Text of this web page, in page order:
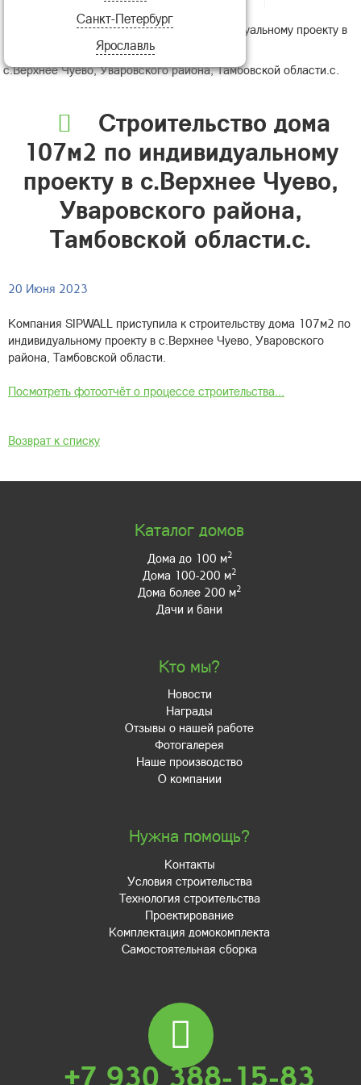
Санкт-Петербург
Ярославль
Строительство дома 107м2 по индивидуальному проекту в
с.Верхнее Чуево, Уваровского района, Тамбовской области.с.
Строительство дома
107м2 по индивидуальному
проекту в с.Верхнее Чуево,
Уваровского района,
Тамбовской области.с.
20 Июня 2023
Компания SIPWALL приступила к строительству дома 107м2 по
индивидуальному проекту в с.Верхнее Чуево, Уваровского
района, Тамбовской области.
Посмотреть фотоотчёт о процессе строительства...
Возврат к списку
Каталог домов
Дома до 100 м2
Дома 100-200 м2
Дома более 200 м2
Дачи и бани
Кто мы?
Новости
Награды
Отзывы о нашей работе
Фотогалерея
Наше производство
О компании
Нужна помощь?
Контакты
Условия строительства
Технология строительства
Проектирование
Комплектация домокомплекта
Самостоятельная сборка
+7 930 388-15-83